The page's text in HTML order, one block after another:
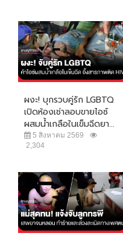
ผงะ! บุกรวบคู่รัก LGBTQ
เปิดห้องเช่าลอบขายไอซ์
ผสมน้ำเกลือในเข็มฉีดยา...
5 สิงหาคม 2569
2,304